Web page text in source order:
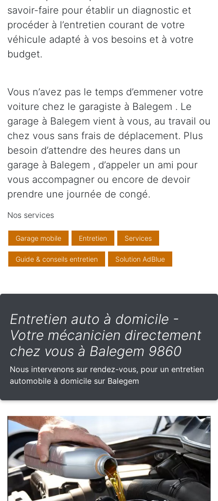
savoir-faire pour établir un diagnostic et
procéder à l’entretien courant de votre
véhicule adapté à vos besoins et à votre
budget.
Vous n’avez pas le temps d’emmener votre
voiture chez le garagiste à Balegem . Le
garage à Balegem vient à vous, au travail ou
chez vous sans frais de déplacement. Plus
besoin d’attendre des heures dans un
garage à Balegem , d’appeler un ami pour
vous accompagner ou encore de devoir
prendre une journée de congé.
Nos services
Garage mobile Entretien Services
Guide & conseils entretien Solution AdBlue
Entretien auto à domicile -
Votre mécanicien directement
chez vous à Balegem 9860
Nous intervenons sur rendez-vous, pour un entretien
automobile à domicile sur Balegem